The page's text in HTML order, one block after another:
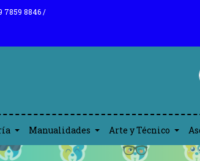
7859 8846 /
Manualidades Arte y Técnico